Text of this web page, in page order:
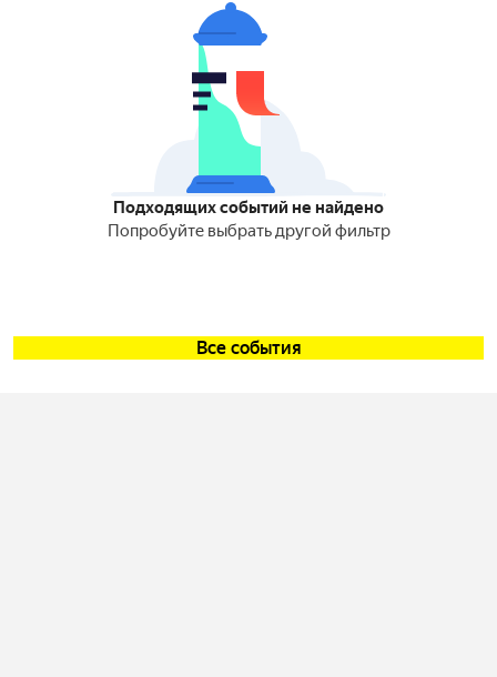
Подходящих событий не найдено
Попробуйте выбрать другой фильтр
Все события